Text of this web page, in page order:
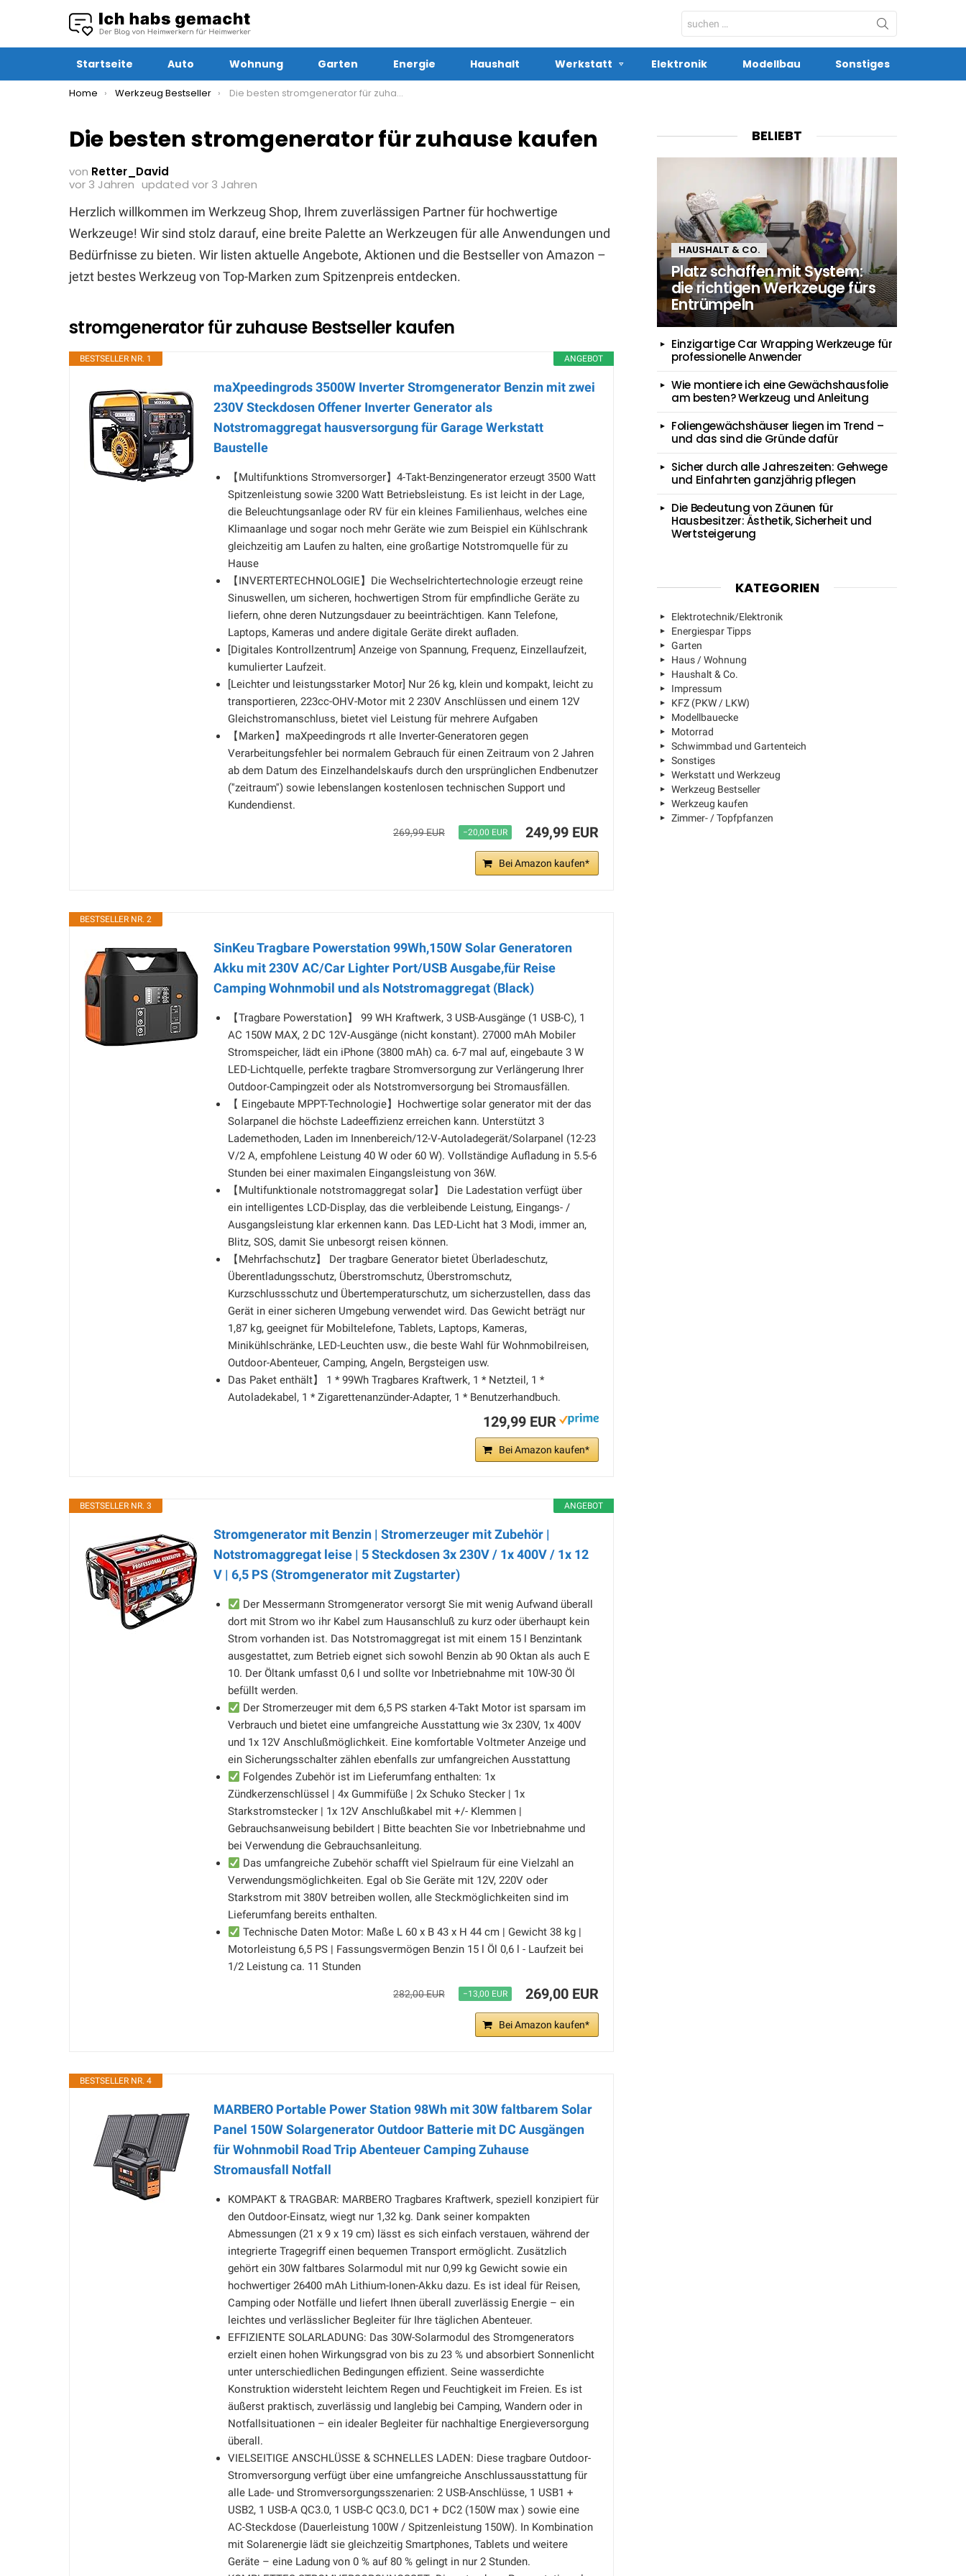
Search
for:
Startseite Auto Wohnung Garten Energie Haushalt Werkstatt Elektronik Modellbau Sonstiges
You are here:
Home Werkzeug Bestseller Die besten stromgenerator für zuhause kaufen
Die besten stromgenerator für zuhause kaufen
von Retter_David
vor 3 Jahren updated vor 3 Jahren
Herzlich willkommen im Werkzeug Shop, Ihrem zuverlässigen Partner für hochwertige
Werkzeuge! Wir sind stolz darauf, eine breite Palette an Werkzeugen für alle Anwendungen und
Bedürfnisse zu bieten. Wir listen aktuelle Angebote, Aktionen und die Bestseller von Amazon –
jetzt bestes Werkzeug von Top-Marken zum Spitzenpreis entdecken.
stromgenerator für zuhause Bestseller kaufen
ANGEBOT
BESTSELLER NR. 1
maXpeedingrods 3500W Inverter Stromgenerator Benzin mit zwei
230V Steckdosen Offener Inverter Generator als
Notstromaggregat hausversorgung für Garage Werkstatt
Baustelle
【Multifunktions Stromversorger】4-Takt-Benzingenerator erzeugt 3500 Watt
Spitzenleistung sowie 3200 Watt Betriebsleistung. Es ist leicht in der Lage,
die Beleuchtungsanlage oder RV für ein kleines Familienhaus, welches eine
Klimaanlage und sogar noch mehr Geräte wie zum Beispiel ein Kühlschrank
gleichzeitig am Laufen zu halten, eine großartige Notstromquelle für zu
Hause
【INVERTERTECHNOLOGIE】Die Wechselrichtertechnologie erzeugt reine
Sinuswellen, um sicheren, hochwertigen Strom für empfindliche Geräte zu
liefern, ohne deren Nutzungsdauer zu beeinträchtigen. Kann Telefone,
Laptops, Kameras und andere digitale Geräte direkt aufladen.
[Digitales Kontrollzentrum] Anzeige von Spannung, Frequenz, Einzellaufzeit,
kumulierter Laufzeit.
[Leichter und leistungsstarker Motor] Nur 26 kg, klein und kompakt, leicht zu
transportieren, 223cc-OHV-Motor mit 2 230V Anschlüssen und einem 12V
Gleichstromanschluss, bietet viel Leistung für mehrere Aufgaben
【Marken】maXpeedingrods rt alle Inverter-Generatoren gegen
Verarbeitungsfehler bei normalem Gebrauch für einen Zeitraum von 2 Jahren
ab dem Datum des Einzelhandelskaufs durch den ursprünglichen Endbenutzer
(''zeitraum'') sowie lebenslangen kostenlosen technischen Support und
Kundendienst.
269,99 EUR −20,00 EUR 249,99 EUR
Bei Amazon kaufen*
BESTSELLER NR. 2
SinKeu Tragbare Powerstation 99Wh,150W Solar Generatoren
Akku mit 230V AC/Car Lighter Port/USB Ausgabe,für Reise
Camping Wohnmobil und als Notstromaggregat (Black)
【Tragbare Powerstation】 99 WH Kraftwerk, 3 USB-Ausgänge (1 USB-C), 1
AC 150W MAX, 2 DC 12V-Ausgänge (nicht konstant). 27000 mAh Mobiler
Stromspeicher, lädt ein iPhone (3800 mAh) ca. 6-7 mal auf, eingebaute 3 W
LED-Lichtquelle, perfekte tragbare Stromversorgung zur Verlängerung Ihrer
Outdoor-Campingzeit oder als Notstromversorgung bei Stromausfällen.
【 Eingebaute MPPT-Technologie】Hochwertige solar generator mit der das
Solarpanel die höchste Ladeeffizienz erreichen kann. Unterstützt 3
Lademethoden, Laden im Innenbereich/12-V-Autoladegerät/Solarpanel (12-23
V/2 A, empfohlene Leistung 40 W oder 60 W). Vollständige Aufladung in 5.5-6
Stunden bei einer maximalen Eingangsleistung von 36W.
【Multifunktionale notstromaggregat solar】 Die Ladestation verfügt über
ein intelligentes LCD-Display, das die verbleibende Leistung, Eingangs- /
Ausgangsleistung klar erkennen kann. Das LED-Licht hat 3 Modi, immer an,
Blitz, SOS, damit Sie unbesorgt reisen können.
【Mehrfachschutz】 Der tragbare Generator bietet Überladeschutz,
Überentladungsschutz, Überstromschutz, Überstromschutz,
Kurzschlussschutz und Übertemperaturschutz, um sicherzustellen, dass das
Gerät in einer sicheren Umgebung verwendet wird. Das Gewicht beträgt nur
1,87 kg, geeignet für Mobiltelefone, Tablets, Laptops, Kameras,
Minikühlschränke, LED-Leuchten usw., die beste Wahl für Wohnmobilreisen,
Outdoor-Abenteuer, Camping, Angeln, Bergsteigen usw.
Das Paket enthält】 1 * 99Wh Tragbares Kraftwerk, 1 * Netzteil, 1 *
Autoladekabel, 1 * Zigarettenanzünder-Adapter, 1 * Benutzerhandbuch.
129,99 EUR
Bei Amazon kaufen*
ANGEBOT
BESTSELLER NR. 3
Stromgenerator mit Benzin | Stromerzeuger mit Zubehör |
Notstromaggregat leise | 5 Steckdosen 3x 230V / 1x 400V / 1x 12
V | 6,5 PS (Stromgenerator mit Zugstarter)
Der Messermann Stromgenerator versorgt Sie mit wenig Aufwand überall
dort mit Strom wo ihr Kabel zum Hausanschluß zu kurz oder überhaupt kein
Strom vorhanden ist. Das Notstromaggregat ist mit einem 15 l Benzintank
ausgestattet, zum Betrieb eignet sich sowohl Benzin ab 90 Oktan als auch E
10. Der Öltank umfasst 0,6 l und sollte vor Inbetriebnahme mit 10W-30 Öl
befüllt werden.
Der Stromerzeuger mit dem 6,5 PS starken 4-Takt Motor ist sparsam im
Verbrauch und bietet eine umfangreiche Ausstattung wie 3x 230V, 1x 400V
und 1x 12V Anschlußmöglichkeit. Eine komfortable Voltmeter Anzeige und
ein Sicherungsschalter zählen ebenfalls zur umfangreichen Ausstattung
Folgendes Zubehör ist im Lieferumfang enthalten: 1x
Zündkerzenschlüssel | 4x Gummifüße | 2x Schuko Stecker | 1x
Starkstromstecker | 1x 12V Anschlußkabel mit +/- Klemmen |
Gebrauchsanweisung bebildert | Bitte beachten Sie vor Inbetriebnahme und
bei Verwendung die Gebrauchsanleitung.
Das umfangreiche Zubehör schafft viel Spielraum für eine Vielzahl an
Verwendungsmöglichkeiten. Egal ob Sie Geräte mit 12V, 220V oder
Starkstrom mit 380V betreiben wollen, alle Steckmöglichkeiten sind im
Lieferumfang bereits enthalten.
Technische Daten Motor: Maße L 60 x B 43 x H 44 cm | Gewicht 38 kg |
Motorleistung 6,5 PS | Fassungsvermögen Benzin 15 l Öl 0,6 l - Laufzeit bei
1/2 Leistung ca. 11 Stunden
282,00 EUR −13,00 EUR 269,00 EUR
Bei Amazon kaufen*
BESTSELLER NR. 4
MARBERO Portable Power Station 98Wh mit 30W faltbarem Solar
Panel 150W Solargenerator Outdoor Batterie mit DC Ausgängen
für Wohnmobil Road Trip Abenteuer Camping Zuhause
Stromausfall Notfall
KOMPAKT & TRAGBAR: MARBERO Tragbares Kraftwerk, speziell konzipiert für
den Outdoor-Einsatz, wiegt nur 1,32 kg. Dank seiner kompakten
Abmessungen (21 x 9 x 19 cm) lässt es sich einfach verstauen, während der
integrierte Tragegriff einen bequemen Transport ermöglicht. Zusätzlich
gehört ein 30W faltbares Solarmodul mit nur 0,99 kg Gewicht sowie ein
hochwertiger 26400 mAh Lithium-Ionen-Akku dazu. Es ist ideal für Reisen,
Camping oder Notfälle und liefert Ihnen überall zuverlässig Energie – ein
leichtes und verlässlicher Begleiter für Ihre täglichen Abenteuer.
EFFIZIENTE SOLARLADUNG: Das 30W-Solarmodul des Stromgenerators
erzielt einen hohen Wirkungsgrad von bis zu 23 % und absorbiert Sonnenlicht
unter unterschiedlichen Bedingungen effizient. Seine wasserdichte
Konstruktion widersteht leichtem Regen und Feuchtigkeit im Freien. Es ist
äußerst praktisch, zuverlässig und langlebig bei Camping, Wandern oder in
Notfallsituationen – ein idealer Begleiter für nachhaltige Energieversorgung
überall.
VIELSEITIGE ANSCHLÜSSE & SCHNELLES LADEN: Diese tragbare Outdoor-
Stromversorgung verfügt über eine umfangreiche Anschlussausstattung für
alle Lade- und Stromversorgungsszenarien: 2 USB-Anschlüsse, 1 USB1 +
USB2, 1 USB-A QC3.0, 1 USB-C QC3.0, DC1 + DC2 (150W max ) sowie eine
AC-Steckdose (Dauerleistung 100W / Spitzenleistung 150W). In Kombination
mit Solarenergie lädt sie gleichzeitig Smartphones, Tablets und weitere
Geräte – eine Ladung von 0 % auf 80 % gelingt in nur 2 Stunden.
BELIEBT
HAUSHALT & CO.
Platz schaffen mit System:
die richtigen Werkzeuge fürs
Entrümpeln
Einzigartige Car Wrapping Werkzeuge für
professionelle Anwender
Wie montiere ich eine Gewächshausfolie
am besten? Werkzeug und Anleitung
Foliengewächshäuser liegen im Trend –
und das sind die Gründe dafür
Sicher durch alle Jahreszeiten: Gehwege
und Einfahrten ganzjährig pflegen
Die Bedeutung von Zäunen für
Hausbesitzer: Ästhetik, Sicherheit und
Wertsteigerung
KATEGORIEN
Elektrotechnik/Elektronik
Energiespar Tipps
Garten
Haus / Wohnung
Haushalt & Co.
Impressum
KFZ (PKW / LKW)
Modellbauecke
Motorrad
Schwimmbad und Gartenteich
Sonstiges
Werkstatt und Werkzeug
Werkzeug Bestseller
Werkzeug kaufen
Zimmer- / Topfpfanzen